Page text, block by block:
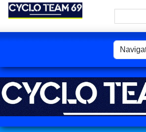
Panneau de gestion des cookies